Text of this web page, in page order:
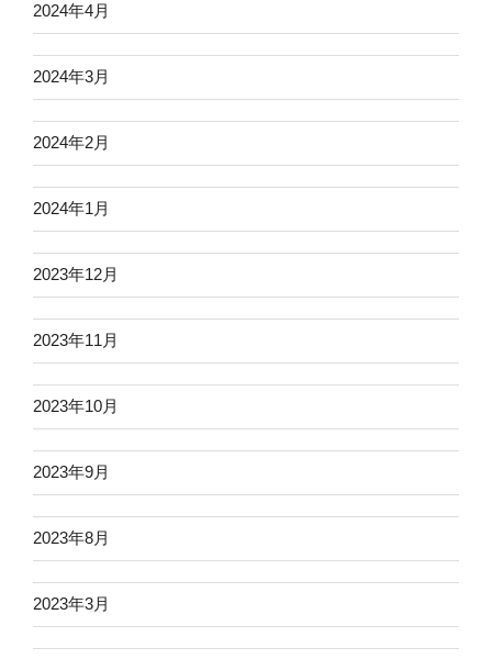
2024年4月
2024年3月
2024年2月
2024年1月
2023年12月
2023年11月
2023年10月
2023年9月
2023年8月
2023年3月